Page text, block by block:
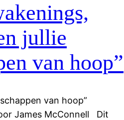
jullie
van hoop”
van hoop”
James McConnell Dit